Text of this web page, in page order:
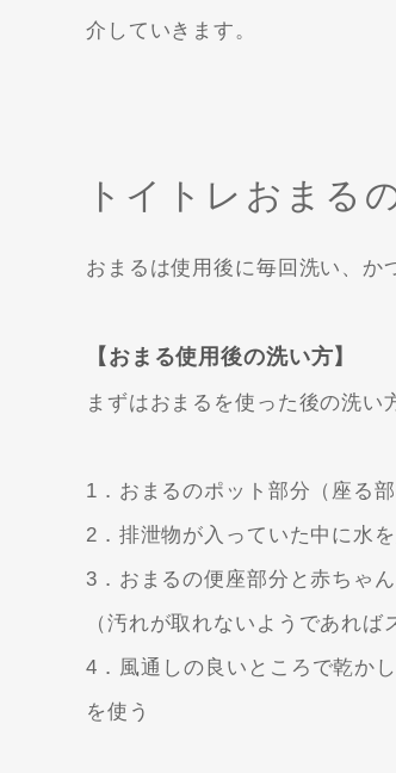
介していきます。
トイトレおまる
おまるは使用後に毎回洗い、か
【おまる使用後の洗い方】
まずはおまるを使った後の洗い
1．おまるのポット部分（座る
2．排泄物が入っていた中に水
3．おまるの便座部分と赤ちゃ
（汚れが取れないようであれば
4．風通しの良いところで乾か
を使う